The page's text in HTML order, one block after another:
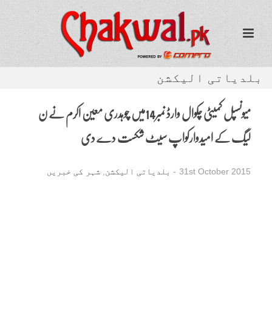
بلدیاتی الیکشن
میونسپل کمیٹی چکوال وارڈ نمبر14میں چوہدری معین اکرم نے ن
لیگ کے امیدوارکواپ سیٹ شکست دے دی
31st October 2015
- بلدیاتی الیکشن شہر کی خبریں